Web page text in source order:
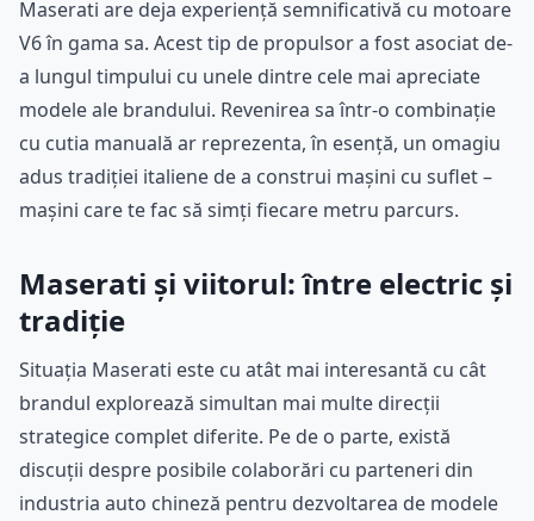
Maserati are deja experiență semnificativă cu motoare
V6 în gama sa. Acest tip de propulsor a fost asociat de-
a lungul timpului cu unele dintre cele mai apreciate
modele ale brandului. Revenirea sa într-o combinație
cu cutia manuală ar reprezenta, în esență, un omagiu
adus tradiției italiene de a construi mașini cu suflet –
mașini care te fac să simți fiecare metru parcurs.
Maserati și viitorul: între electric și
tradiție
Situația Maserati este cu atât mai interesantă cu cât
brandul explorează simultan mai multe direcții
strategice complet diferite. Pe de o parte, există
discuții despre posibile colaborări cu parteneri din
industria auto chineză pentru dezvoltarea de modele